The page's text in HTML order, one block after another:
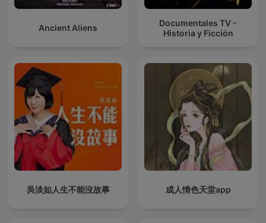
Ancient Aliens
Documentales TV -
Historia y Ficción
吳淡如人生不能沒故事 成人情色天堂app